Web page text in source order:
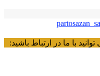
با ما در ارتباط باشید: